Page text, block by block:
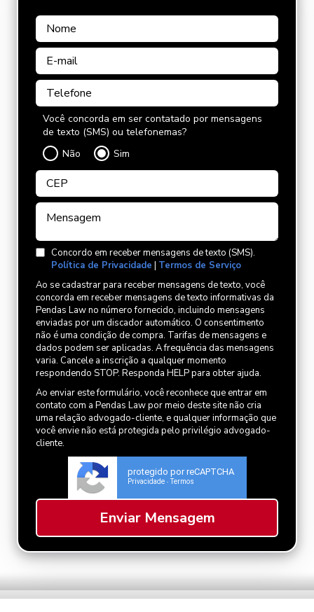
Você concorda em ser contatado por mensagens
de texto (SMS) ou telefonemas?
Não
Sim
Concordo em receber mensagens de texto (SMS).
Política de Privacidade | Termos de Serviço
Ao se cadastrar para receber mensagens de texto, você
concorda em receber mensagens de texto informativas da
Pendas Law no número fornecido, incluindo mensagens
enviadas por um discador automático. O consentimento
não é uma condição de compra. Tarifas de mensagens e
dados podem ser aplicadas. A frequência das mensagens
varia. Cancele a inscrição a qualquer momento
respondendo STOP. Responda HELP para obter ajuda.
Ao enviar este formulário, você reconhece que entrar em
contato com a Pendas Law por meio deste site não cria
uma relação advogado-cliente, e qualquer informação que
você envie não está protegida pelo privilégio advogado-
cliente.
protegido por reCAPTCHA
Privacidade - Termos